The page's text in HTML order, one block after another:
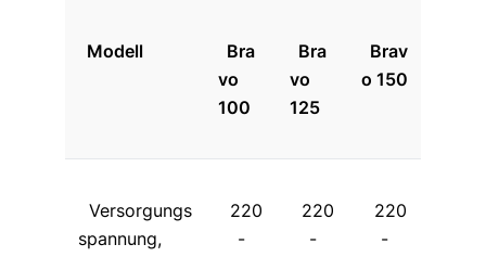
Modell
Bra
vo
100
Bra
vo
125
Brav
o 150
Versorgungs
spannung,
220
-
220
-
220
-